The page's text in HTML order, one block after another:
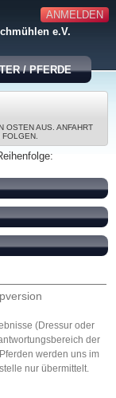
ANMELDEN
e.V.
/ PFERDE
AUS. ANFAHRT A
(Dressur oder
der
werden uns im
nur übermittelt.